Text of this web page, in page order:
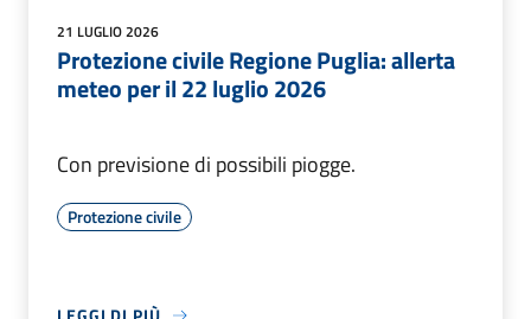
21 LUGLIO 2026
Protezione civile Regione Puglia: allerta
meteo per il 22 luglio 2026
Con previsione di possibili piogge.
Protezione civile